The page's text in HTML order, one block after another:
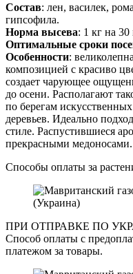
Состав: лен, василек,
гипсофила.
Норма высева: 1 кг на 30
Оптимальные сроки
Особенности:
композицией с красиво
создает чарующее
до осени. Располагают
по берегам
деревьев. Идеально
стиле. Распустившиеся
прекрасными медоносами.
Способы оплаты за
ПРИ ОТПРАВКЕ ПО
Способ оплаты с
платежом за товары.